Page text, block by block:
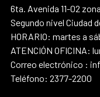
6ta. Avenida 11-02
Segundo nivel Ciudad
HORARIO: martes a
ATENCIÓN OFICINA:
Correo electrónico :
Teléfono: 2377-2200